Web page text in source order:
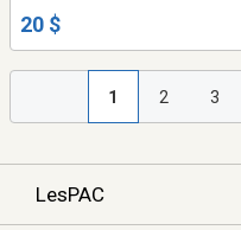
20 $
1 2 3
LesPAC